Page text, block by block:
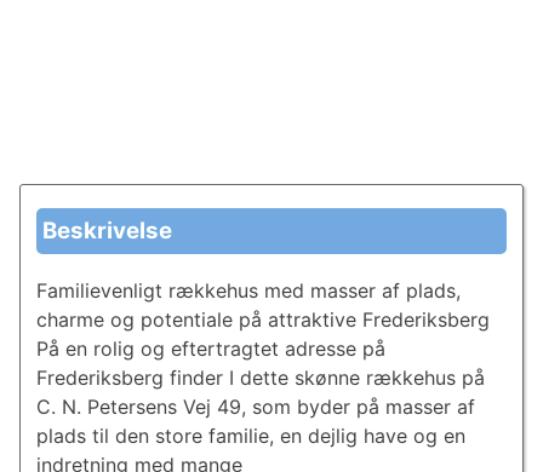
Beskrivelse
Familievenligt rækkehus med masser af plads,
charme og potentiale på attraktive Frederiksberg
På en rolig og eftertragtet adresse på
Frederiksberg finder I dette skønne rækkehus på
C. N. Petersens Vej 49, som byder på masser af
plads til den store familie, en dejlig have og en
indretning med mange